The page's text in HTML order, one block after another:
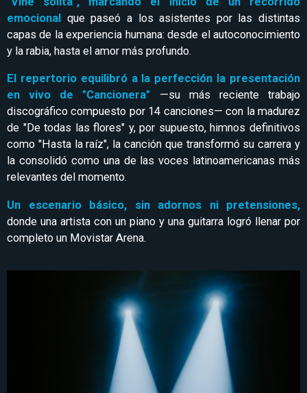
emocional que paseó a los asistentes por las distintas
capas de la experiencia humana: desde el autoconocimiento
y la rabia, hasta el amor más profundo.
El repertorio equilibró a la perfección la presentación
en vivo de "Cancionera" —su más reciente trabajo
discográfico compuesto por 14 canciones— con la madurez
de "De todas las flores" y, por supuesto, himnos definitivos
como "Hasta la raíz", la canción que transformó su carrera y
la consolidó como una de las voces latinoamericanas más
relevantes del momento.
Un escenario básico, sin adornos ni pretensiones,
donde una artista con un piano y una guitarra logró llenar por
completo un Movistar Arena.